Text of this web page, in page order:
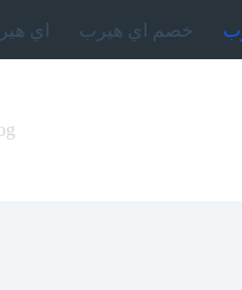
خصم اي هيرب اي